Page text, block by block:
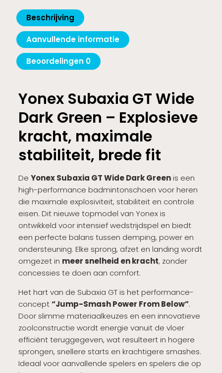
Beschrijving
Aanvullende informatie
Beoordelingen 0
Yonex Subaxia GT Wide
Dark Green – Explosieve
kracht, maximale
stabiliteit, brede fit
De Yonex Subaxia GT Wide Dark Greenis een
high-performance badmintonschoen voor heren
die maximale explosiviteit, stabiliteit en controle
eisen. Dit nieuwe topmodel van Yonex is
ontwikkeld voor intensief wedstrijdspel en biedt
een perfecte balans tussen demping, power en
ondersteuning. Elke sprong, afzet en landing wordt
omgezet in meer snelheid en kracht, zonder
concessies te doen aan comfort.
Het hart van de Subaxia GT is het performance-
concept“Jump-Smash Power From Below”.
Door slimme materiaalkeuzes en een innovatieve
zoolconstructie wordt energie vanuit de vloer
efficiënt teruggegeven, wat resulteert in hogere
sprongen, snellere starts en krachtigere smashes.
Ideaal voor aanvallende spelers en spelers die op